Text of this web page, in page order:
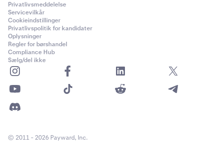
Privatlivsmeddelelse
Servicevilkår
Cookieindstillinger
Privatlivspolitik for kandidater
Oplysninger
Regler for børshandel
Compliance Hub
Sælg/del ikke
© 2011 - 2026 Payward, Inc.